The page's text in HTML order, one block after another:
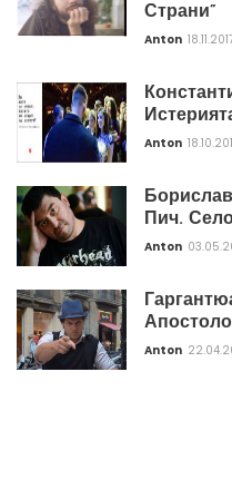
Страни”
Anton
Anton
Пич.
Anton
Anton